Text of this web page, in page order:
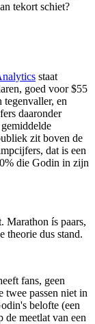
tekort schiet?
staat
goed voor $55
en
daaronder
zit boven de
dat is een
die Godin in zijn
Marathon ís paars,
theorie dus stand.
fans, geen
twee passen niet in
belofte (een
meetlat van een